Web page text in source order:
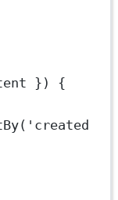
}) {
( 'created